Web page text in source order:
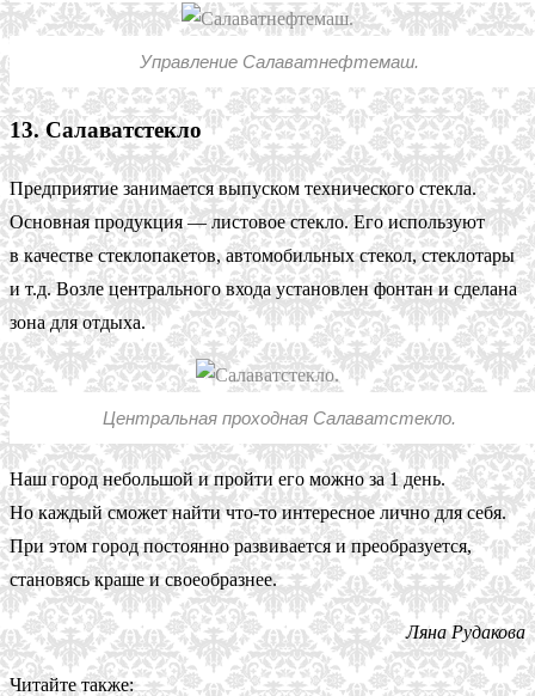
Управление Салаватнефтемаш.
13. Салаватстекло
Предприятие занимается выпуском технического стекла.
Основная продукция — листовое стекло. Его используют
в качестве стеклопакетов, автомобильных стекол, стеклотары
и т.д. Возле центрального входа установлен фонтан и сделана
зона для отдыха.
Центральная проходная Салаватстекло.
Наш город небольшой и пройти его можно за 1 день.
Но каждый сможет найти что-то интересное лично для себя.
При этом город постоянно развивается и преобразуется,
становясь краше и своеобразнее.
Ляна Рудакова
Читайте также: